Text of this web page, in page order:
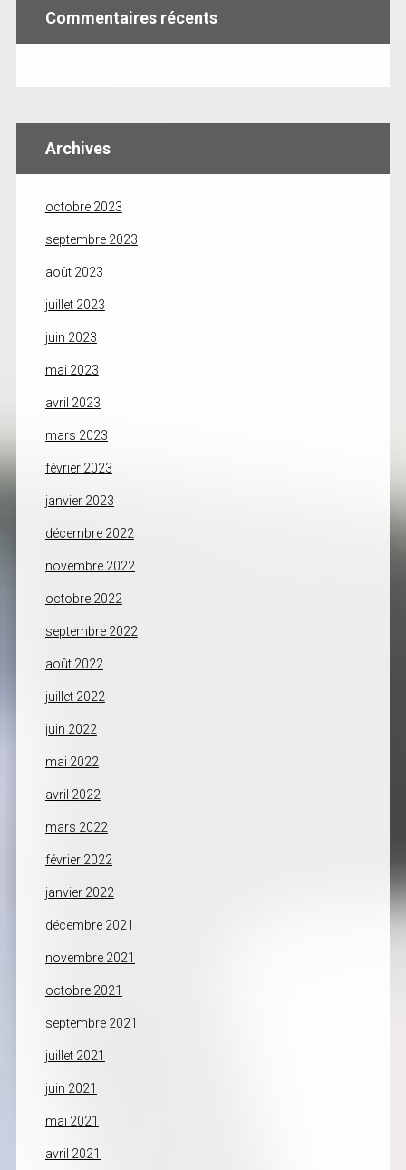
Commentaires récents
Archives
octobre 2023
septembre 2023
août 2023
juillet 2023
juin 2023
mai 2023
avril 2023
mars 2023
février 2023
janvier 2023
décembre 2022
novembre 2022
octobre 2022
septembre 2022
août 2022
juillet 2022
juin 2022
mai 2022
avril 2022
mars 2022
février 2022
janvier 2022
décembre 2021
novembre 2021
octobre 2021
septembre 2021
juillet 2021
juin 2021
mai 2021
avril 2021